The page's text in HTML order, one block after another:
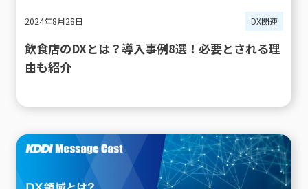
2024年8月28日 DX関連
飲食店のDXとは？導入事例8選！必要とされる理
由も紹介